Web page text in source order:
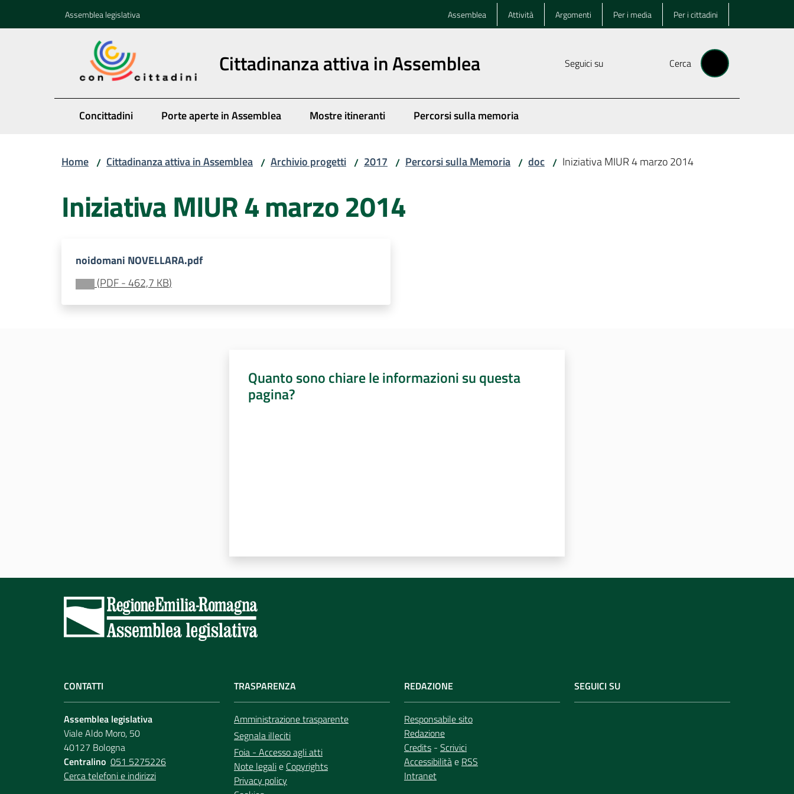
Assemblea legislativa Assemblea Attività Argomenti Per i media Per i cittadini
Cittadinanza attiva in Assemblea Seguici su Cerca
Concittadini Porte aperte in Assemblea Mostre itineranti Percorsi sulla memoria
Home / Cittadinanza attiva in Assemblea / Archivio progetti / 2017 / Percorsi sulla Memoria / doc / Iniziativa MIUR 4 marzo 2014
Iniziativa MIUR 4 marzo 2014
noidomani NOVELLARA.pdf
(PDF-462,7 KB)
Quanto sono chiare le informazioni su questa
pagina?
CONTATTI
Assemblea legislativa
Viale Aldo Moro, 50
40127 Bologna
Centralino 051 5275226
Cerca telefoni e indirizzi
TRASPARENZA
Amministrazione trasparente
Segnala illeciti
Foia - Accesso agli atti
Note legalie Copyrights
Privacy policy
REDAZIONE
Responsabile sito
Redazione
Credits - Scrivici
Accessibilitàe RSS
Intranet
SEGUICI SU